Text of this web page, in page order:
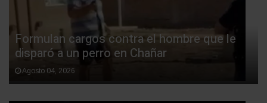
Formulan cargos contra el hombre que le
disparó a un perro en Chañar
Agosto 04, 2026